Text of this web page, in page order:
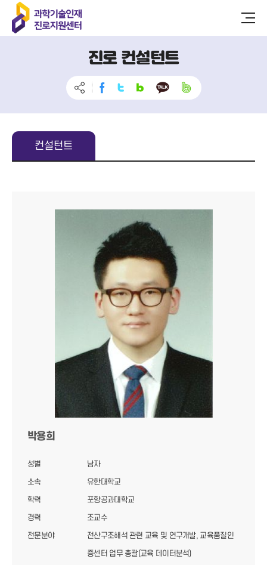
진로 컨설턴트
컨설턴트
박용희
성별 남자
소속 유한대학교
학력 포항공과대학교
경력 조교수
전문분야 전산구조해석 관련 교육 및 연구개발, 교육품질인
증센터 업무 총괄(교육 데이터분석)